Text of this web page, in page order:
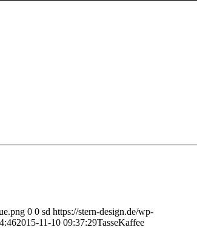
0 0 sd https://stern-design.de/wp-
2015-11-10 09:37:29TasseKaffee